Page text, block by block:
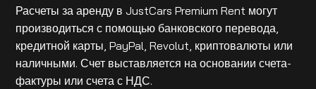
Расчеты за аренду в JustCars Premium Rent могут
производиться с помощью банковского перевода,
кредитной карты, PayPal, Revolut, криптовалюты или
наличными. Счет выставляется на основании счета-
фактуры или счета с НДС.